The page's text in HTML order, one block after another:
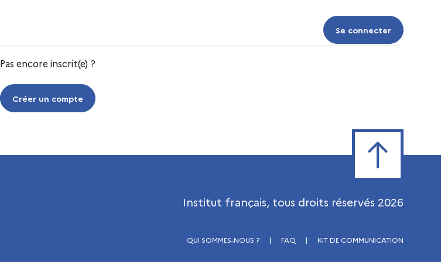
Se connecter
Se connecter
Pas encore inscrit(e) ?
Créer un compte
Institut français, tous droits réservés 2026
QUI SOMMES-NOUS ? | FAQ | KIT DE COMMUNICATION